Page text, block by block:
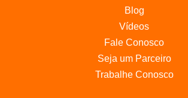
Blog
Vídeos
Fale Conosco
Seja um Parceiro
Trabalhe Conosco